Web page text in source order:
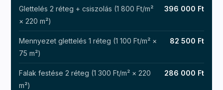
Glettelés 2 réteg + csiszolás (1 800 Ft/m²
× 220 m²)
396 000 Ft
Mennyezet glettelés 1 réteg (1 100 Ft/m² ×
75 m²)
82 500 Ft
Falak festése 2 réteg (1 300 Ft/m² × 220
m²)
286 000 Ft